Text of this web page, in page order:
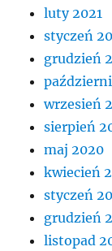
luty 2021
styczeń
grudzień
wrzesień
sierpień
maj 2020
kwiecień
styczeń
grudzień
listopad